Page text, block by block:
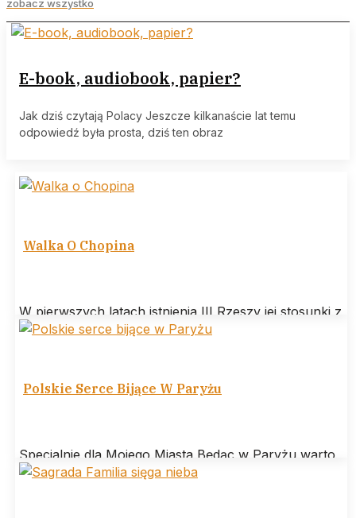
zobacz wszystko
E-book, audiobook, papier?
Jak dziś czytają Polacy Jeszcze kilkanaście lat temu
odpowiedź była prosta, dziś ten obraz
Walka O Chopina
W pierwszych latach istnienia III Rzeszy jej stosunki z
Polską są w miarę poprawne, co objawia się głównie
Polskie Serce Bijące W Paryżu
Specjalnie dla Mojego Miasta Będąc w Paryżu warto
odwiedzić Bibliotekę Polską na wyspie świętego